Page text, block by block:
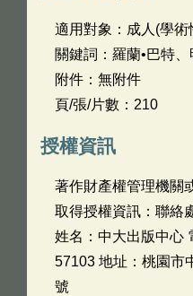
適用對象：成人(學
關鍵詞：羅蘭•巴特
附件：無附件
頁/張/片數：210
授權資訊
著作財產權管理機關
取得授權資訊：聯絡
姓名：中大出版中心
57103 地址：桃園市
號